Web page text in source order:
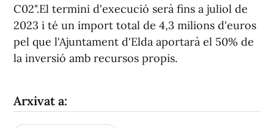
C02".El termini d'execució serà fins a juliol de
2023 i té un import total de 4,3 milions d'euros
pel que l'Ajuntament d'Elda aportarà el 50% de
la inversió amb recursos propis.
Arxivat a: